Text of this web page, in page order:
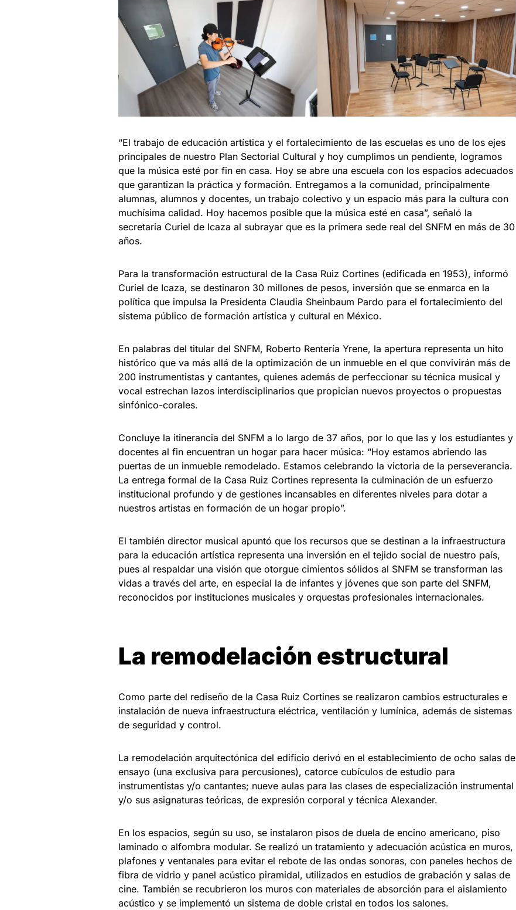
“El trabajo de educación artística y el fortalecimiento de las escuelas es uno de los ejes
principales de nuestro Plan Sectorial Cultural y hoy cumplimos un pendiente, logramos
que la música esté por fin en casa. Hoy se abre una escuela con los espacios adecuados
que garantizan la práctica y formación. Entregamos a la comunidad, principalmente
alumnas, alumnos y docentes, un trabajo colectivo y un espacio más para la cultura con
muchísima calidad. Hoy hacemos posible que la música esté en casa”, señaló la
secretaria Curiel de Icaza al subrayar que es la primera sede real del SNFM en más de 30
años.
Para la transformación estructural de la Casa Ruiz Cortines (edificada en 1953), informó
Curiel de Icaza, se destinaron 30 millones de pesos, inversión que se enmarca en la
política que impulsa la Presidenta Claudia Sheinbaum Pardo para el fortalecimiento del
sistema público de formación artística y cultural en México.
En palabras del titular del SNFM, Roberto Rentería Yrene, la apertura representa un hito
histórico que va más allá de la optimización de un inmueble en el que convivirán más de
200 instrumentistas y cantantes, quienes además de perfeccionar su técnica musical y
vocal estrechan lazos interdisciplinarios que propician nuevos proyectos o propuestas
sinfónico-corales.
Concluye la itinerancia del SNFM a lo largo de 37 años, por lo que las y los estudiantes y
docentes al fin encuentran un hogar para hacer música: “Hoy estamos abriendo las
puertas de un inmueble remodelado. Estamos celebrando la victoria de la perseverancia.
La entrega formal de la Casa Ruiz Cortines representa la culminación de un esfuerzo
institucional profundo y de gestiones incansables en diferentes niveles para dotar a
nuestros artistas en formación de un hogar propio”.
El también director musical apuntó que los recursos que se destinan a la infraestructura
para la educación artística representa una inversión en el tejido social de nuestro país,
pues al respaldar una visión que otorgue cimientos sólidos al SNFM se transforman las
vidas a través del arte, en especial la de infantes y jóvenes que son parte del SNFM,
reconocidos por instituciones musicales y orquestas profesionales internacionales.
La remodelación estructural
Como parte del rediseño de la Casa Ruiz Cortines se realizaron cambios estructurales e
instalación de nueva infraestructura eléctrica, ventilación y lumínica, además de sistemas
de seguridad y control.
La remodelación arquitectónica del edificio derivó en el establecimiento de ocho salas de
ensayo (una exclusiva para percusiones), catorce cubículos de estudio para
instrumentistas y/o cantantes; nueve aulas para las clases de especialización instrumental
y/o sus asignaturas teóricas, de expresión corporal y técnica Alexander.
En los espacios, según su uso, se instalaron pisos de duela de encino americano, piso
laminado o alfombra modular. Se realizó un tratamiento y adecuación acústica en muros,
plafones y ventanales para evitar el rebote de las ondas sonoras, con paneles hechos de
fibra de vidrio y panel acústico piramidal, utilizados en estudios de grabación y salas de
cine. También se recubrieron los muros con materiales de absorción para el aislamiento
acústico y se implementó un sistema de doble cristal en todos los salones.